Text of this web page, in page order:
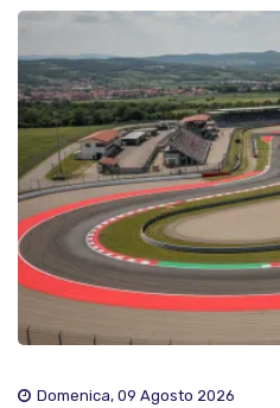
Domenica, 09 Agosto 2026